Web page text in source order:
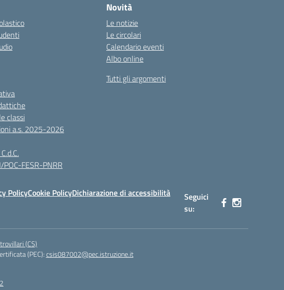
classi
a.s. 2025-2026
FESR-PNRR
Novità
Le notizie
Le circolari
Calendario eventi
Albo online
Tutti gli argomenti
PolicyCookie PolicyDichiarazione di accessibilità
Seguici
su:
(CS)
(PEC):csis087002@pec.istruzione.it